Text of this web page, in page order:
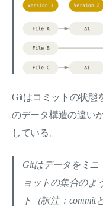
Gitはコミットの状態
のデータ構造の違い
している。
Gitはデータをミニ
ョットの集合のよ
ト（訳注：